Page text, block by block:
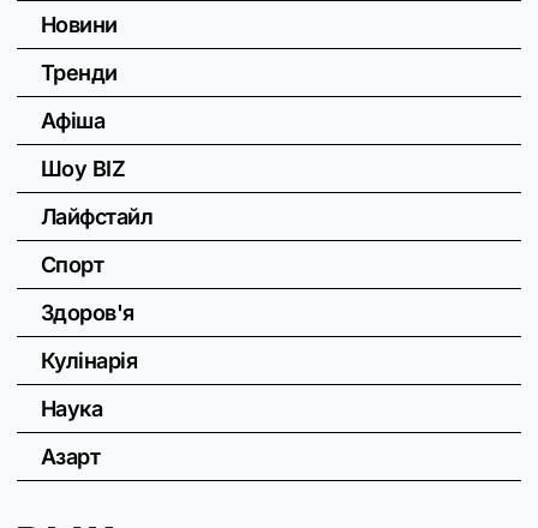
Новини
Тренди
Афіша
Шоу BIZ
Лайфстайл
Спорт
Здоров'я
Кулінарія
Наука
Азарт